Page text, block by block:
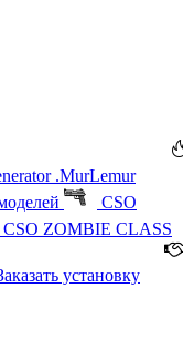
.MurLemur
CSO
CSO ZOMBIE CLASS
установку